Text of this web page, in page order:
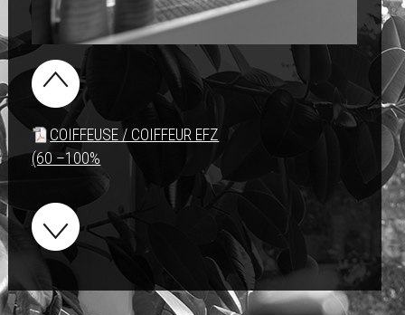
COIFFEUSE / COIFFEUR EFZ
(60 –100%